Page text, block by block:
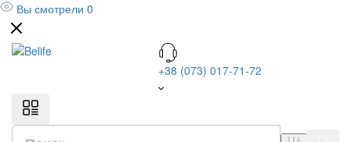
Вы смотрели 0
+38 (073) 017-71-72